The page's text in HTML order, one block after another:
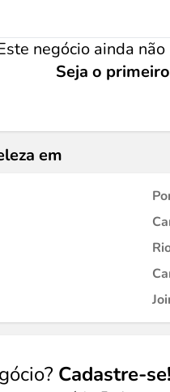
negócio ainda
Seja o
em
Cadastre-se!